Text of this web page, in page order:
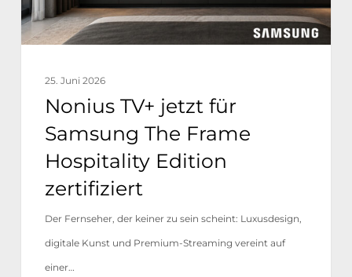
Hospitality
Edition
25. Juni 2026
Nonius TV+ jetzt für
Samsung The Frame
Hospitality Edition
zertifiziert
Der Fernseher, der keiner zu sein scheint: Luxusdesign,
digitale Kunst und Premium-Streaming vereint auf
einer…